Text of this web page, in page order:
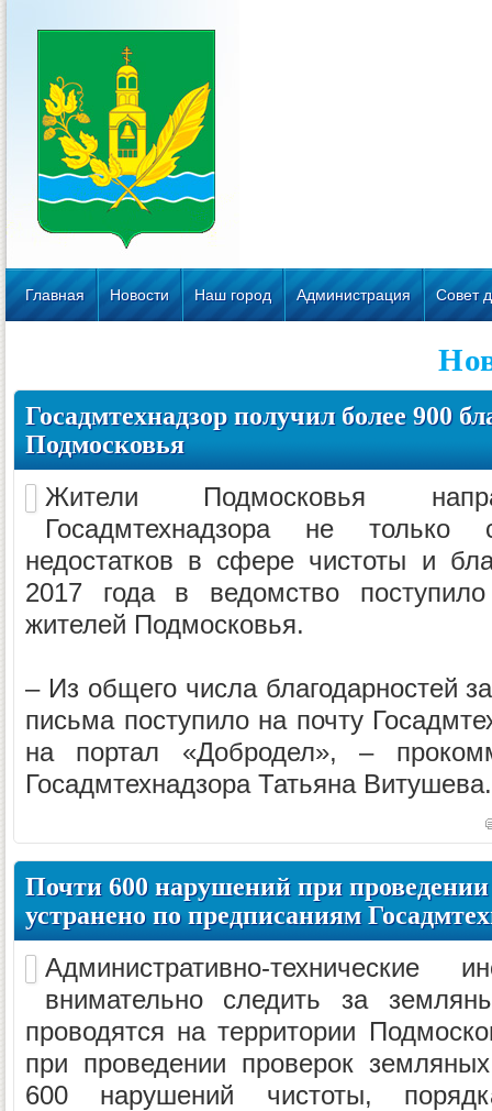
Главная Новости Наш город Администрация Совет
Госадмтехнадзор получил более 900
Подмосковья
Жители Подмосковья
Госадмтехнадзора не только
недостатков в сфере чистоты и
2017 года в ведомство
жителей Подмосковья.
– Из общего числа благодарностей
письма поступило на почту
на портал «Добродел», –
Госадмтехнадзора Татьяна
Почти 600 нарушений при
устранено по предписаниям
Административно-технические
внимательно следить за
проводятся на территории
при проведении проверок
600 нарушений чистоты,